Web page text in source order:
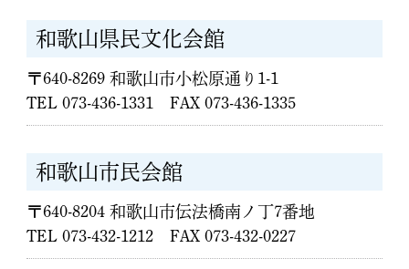
和歌山県民文化会館
〒640-8269 和歌山市小松原通り1-1
TEL 073-436-1331 FAX 073-436-1335
和歌山市民会館
〒640-8204 和歌山市伝法橋南ノ丁7番地
TEL 073-432-1212 FAX 073-432-0227